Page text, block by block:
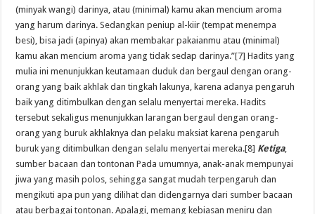
(minyak wangi) darinya, atau (minimal) kamu akan mencium aroma
yang harum darinya. Sedangkan peniup al-kiir (tempat menempa
besi), bisa jadi (apinya) akan membakar pakaianmu atau (minimal)
kamu akan mencium aroma yang tidak sedap darinya.”[7] Hadits yang
mulia ini menunjukkan keutamaan duduk dan bergaul dengan orang-
orang yang baik akhlak dan tingkah lakunya, karena adanya pengaruh
baik yang ditimbulkan dengan selalu menyertai mereka. Hadits
tersebut sekaligus menunjukkan larangan bergaul dengan orang-
orang yang buruk akhlaknya dan pelaku maksiat karena pengaruh
buruk yang ditimbulkan dengan selalu menyertai mereka.[8] Ketiga,
sumber bacaan dan tontonan Pada umumnya, anak-anak mempunyai
jiwa yang masih polos, sehingga sangat mudah terpengaruh dan
mengikuti apa pun yang dilihat dan didengarnya dari sumber bacaan
atau berbagai tontonan. Apalagi, memang kebiasan meniru dan